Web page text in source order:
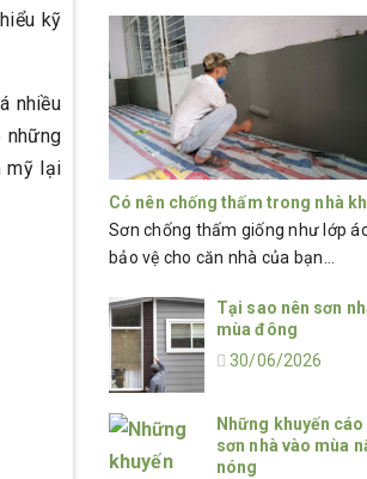
kỹ
nhiều
những
mỹ lại
Có nên chống thấm trong nhà
Sơn chống thấm giống như lớp
bảo vệ cho căn nhà của bạn...
Tại sao nên sơn
mùa đông
30/06/2026
Những khuyến
sơn nhà vào mùa
nóng